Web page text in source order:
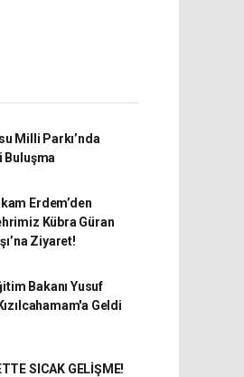
Milli Parkı’nda
Buluşma
Erdem’den
Kübra Güran
Ziyaret!
Bakanı Yusuf
Geldi
SICAK GELİŞME!